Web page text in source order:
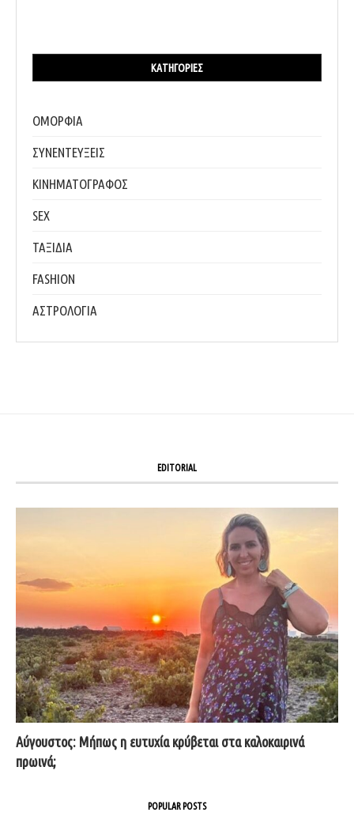
ΚΑΤΗΓΟΡΊΕΣ
ΟΜΟΡΦΙΑ
ΣΥΝΕΝΤΕΥΞΕΙΣ
ΚΙΝΗΜΑΤΟΓΡΑΦΟΣ
SEX
ΤΑΞΙΔΙΑ
FASHION
ΑΣΤΡΟΛΟΓΙΑ
EDITORIAL
Αύγουστος: Μήπως η ευτυχία κρύβεται στα καλοκαιρινά
πρωινά;
POPULAR POSTS